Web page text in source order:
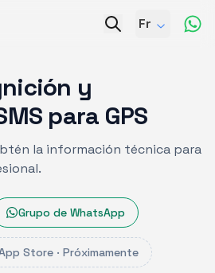
Fr
y
para GPS
la información técnica para
Grupo de WhatsApp
Store · Próximamente